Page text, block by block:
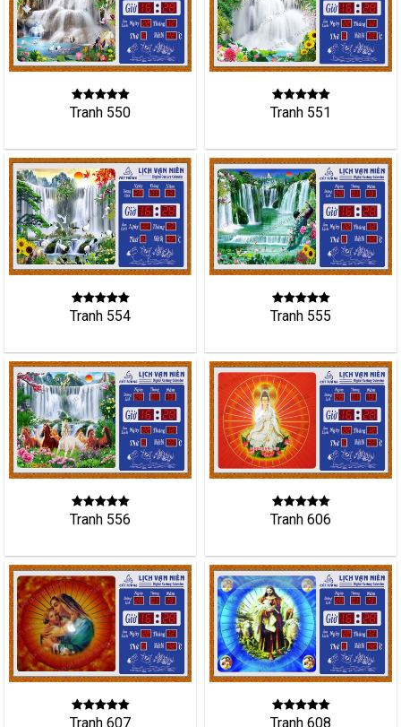
Tranh 550 Tranh 551
Tranh 554 Tranh 555
Tranh 556 Tranh 606
Tranh 607 Tranh 608